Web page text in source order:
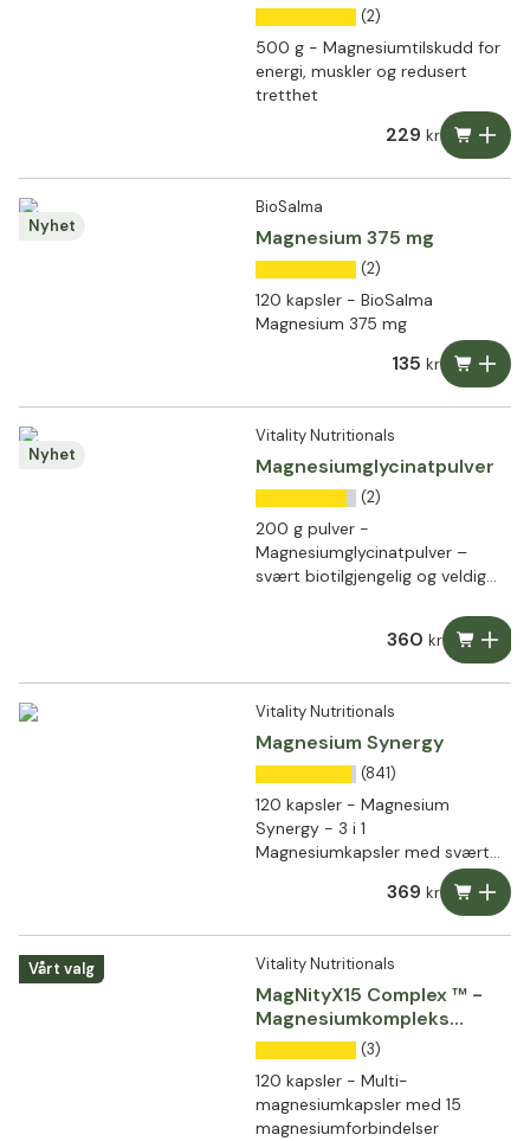
(2)
500 g - Magnesiumtilskudd for
energi, muskler og redusert
tretthet
229 kr
Nyhet
BioSalma
Magnesium 375 mg
(2)
120 kapsler - BioSalma
Magnesium 375 mg
135 kr
Nyhet
Vitality Nutritionals
Magnesiumglycinatpulver
(2)
200 g pulver -
Magnesiumglycinatpulver –
svært biotilgjengelig og veldig
360 kr
Vitality Nutritionals
Magnesium Synergy
(841)
120 kapsler - Magnesium
Synergy - 3 i 1
Magnesiumkapsler med svært
369 kr
Vårt valg Vitality Nutritionals
MagNityX15 Complex ™ -
Magnesiumkompleks
med 15 forbindelser
(3)
120 kapsler - Multi-
magnesiumkapsler med 15
magnesiumforbindelser